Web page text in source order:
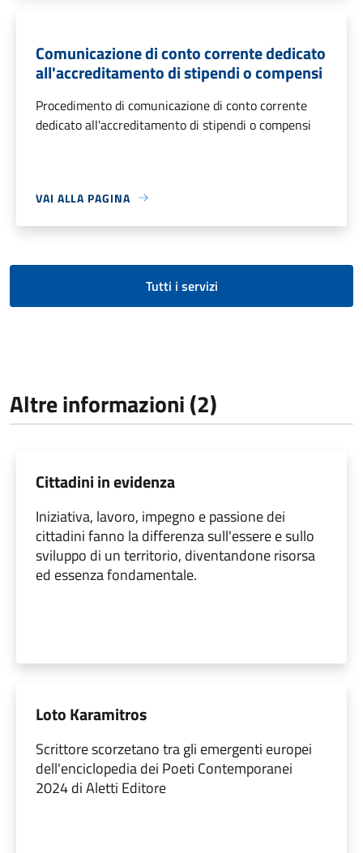
Comunicazione di conto corrente dedicato
all'accreditamento di stipendi o compensi
Procedimento di comunicazione di conto corrente
dedicato all'accreditamento di stipendi o compensi
VAI ALLA PAGINA
Tutti i servizi
Altre informazioni (2)
Cittadini in evidenza
Iniziativa, lavoro, impegno e passione dei
cittadini fanno la differenza sull'essere e sullo
sviluppo di un territorio, diventandone risorsa
ed essenza fondamentale.
Loto Karamitros
Scrittore scorzetano tra gli emergenti europei
dell'enciclopedia dei Poeti Contemporanei
2024 di Aletti Editore